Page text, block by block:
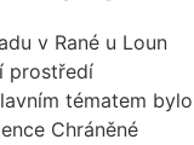
v Rané u Loun
prostředí
tématem bylo
Chráněné